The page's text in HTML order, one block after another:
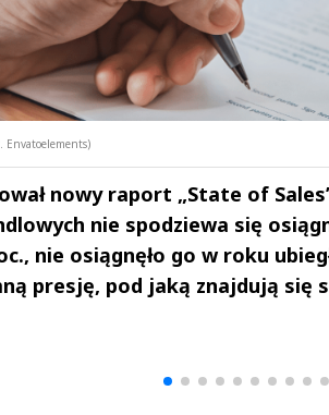
Envatoelements)
nowy raport „State of
nie spodziewa się
nie osiągnęło go w roku
presję, pod jaką znajdują się